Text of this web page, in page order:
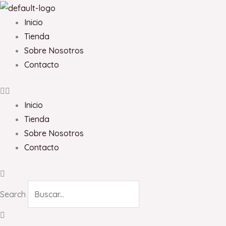
Ir
contenido
Inicio
Tienda
Sobre Nosotros
Contacto
Inicio
Tienda
Sobre Nosotros
Contacto
Search